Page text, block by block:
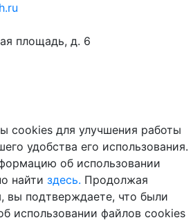
площадь, д. 6
cookies для улучшения работы
удобства его использования.
об использовании
найти здесь. Продолжая
вы подтверждаете, что были
использовании файлов cookies